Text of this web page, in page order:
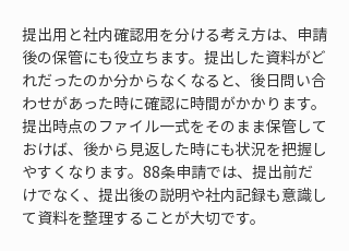
提出用と社内確認用を分ける考え方は、申請
後の保管にも役立ちます。提出した資料がど
れだったのか分からなくなると、後日問い合
わせがあった時に確認に時間がかかります。
提出時点のファイル一式をそのまま保管して
おけば、後から見返した時にも状況を把握し
やすくなります。88条申請では、提出前だ
けでなく、提出後の説明や社内記録も意識し
て資料を整理することが大切です。